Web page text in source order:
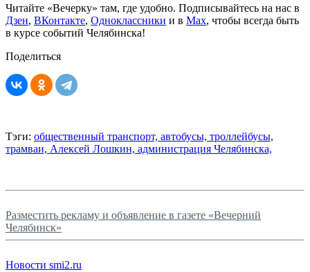
Читайте «Вечерку» там, где удобно. Подписывайтесь на нас в
Дзен, ВКонтакте, Одноклассники и в Max, чтобы всегда быть
в курсе событий Челябинска!
Поделиться
Тэги: общественный транспорт, автобусы, троллейбусы,
трамваи, Алексей Лошкин, администрация Челябинска,
Разместить рекламу и объявление в газете «Вечерний
Челябинск»
Новости smi2.ru